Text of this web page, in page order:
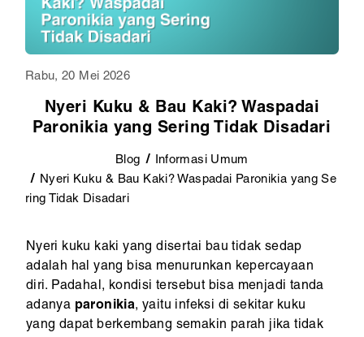
Rabu, 20 Mei 2026
Nyeri Kuku & Bau Kaki? Waspadai
Paronikia yang Sering Tidak Disadari
Blog
Informasi Umum
Nyeri Kuku & Bau Kaki? Waspadai Paronikia yang Se
ring Tidak Disadari
Nyeri kuku kaki yang disertai bau tidak sedap
adalah hal yang bisa menurunkan kepercayaan
diri. Padahal, kondisi tersebut bisa menjadi tanda
adanya paronikia, yaitu infeksi di sekitar kuku
yang dapat berkembang semakin parah jika tidak